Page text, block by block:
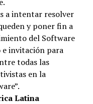
a intentar resolver
y poner fin a
del Software
e invitación para
todas las
en la
Latina